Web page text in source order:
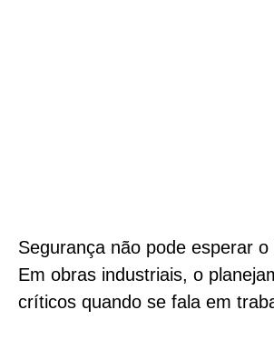
Segurança não pode esperar o
Em obras industriais, o
críticos quando se fala em